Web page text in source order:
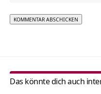
Das könnte dich auch